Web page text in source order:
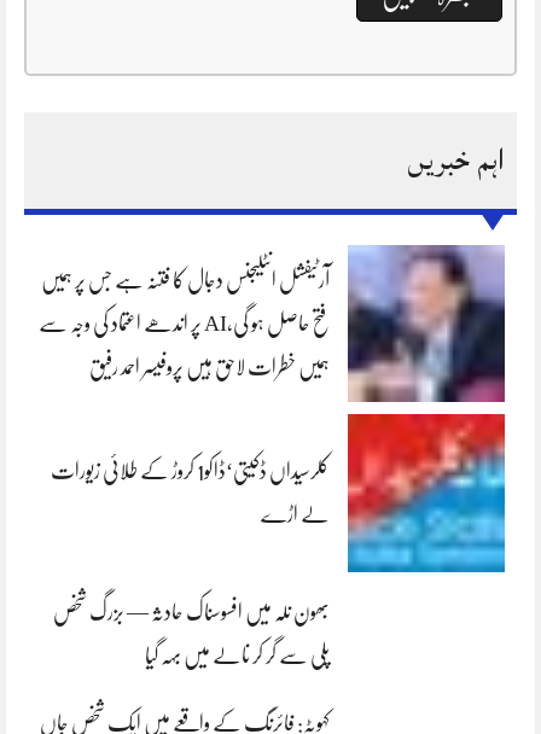
اہم خبریں
آرٹیفشل انٹلیجنس دجال کا فتنہ ہے جس پر ہمیں
فتح حاصل ہو گی،AI پر اندھے اعتماد کی وجہ سے
ہمیں خطرات لاحق ہیں پروفیسر احمد رفیق
کلرسیداں ڈکیتی‘ڈاکو1 کروڑ کے طلائی زیورات
لے اڑے
بھون نلہ میں افسوسناک حادثہ — بزرگ شخص
پلی سے گر کر نالے میں بہہ گیا
کہوٹہ: فائرنگ کے واقعے میں ایک شخص جاں